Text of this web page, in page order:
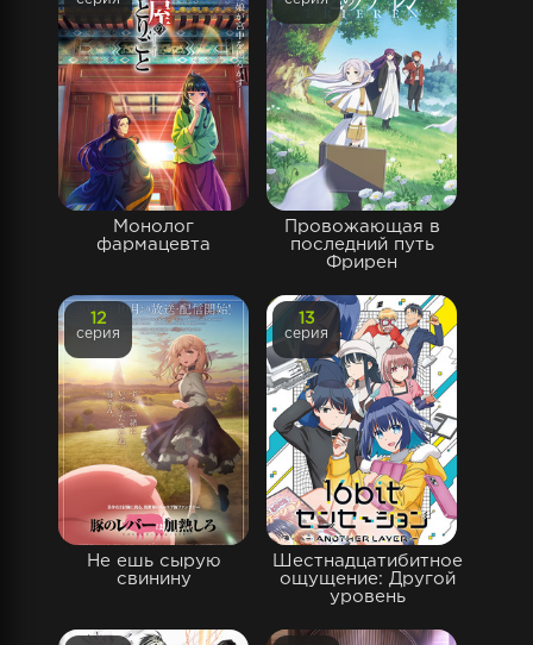
Монолог
фармацевта
Провожающая в
последний путь
Фрирен
Не ешь сырую
свинину
12
серия
Шестнадцатибитное
ощущение: Другой
уровень
13
серия